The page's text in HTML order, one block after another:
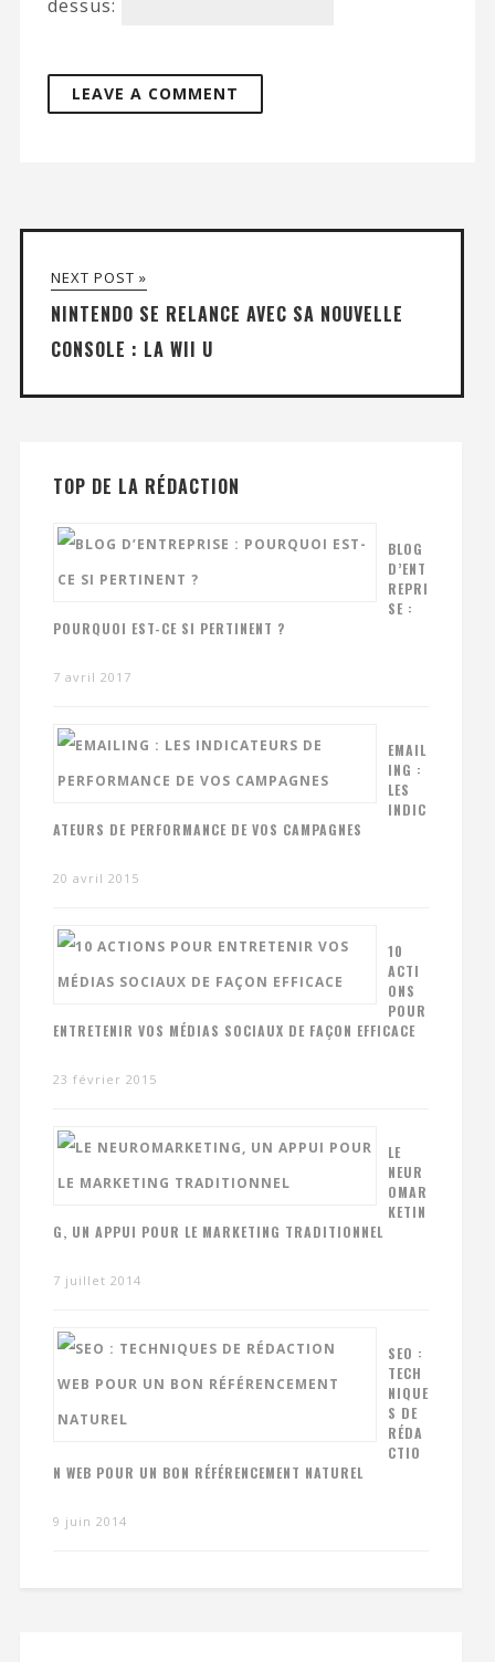
dessus:
NEXT POST »
NINTENDO SE RELANCE AVEC SA NOUVELLE
CONSOLE : LA WII U
TOP DE LA RÉDACTION
BLOG
D’ENT
REPRI
SE :
POURQUOI EST-CE SI PERTINENT ?
7 avril 2017
EMAIL
ING :
LES
INDIC
ATEURS DE PERFORMANCE DE VOS CAMPAGNES
20 avril 2015
10
ACTI
ONS
POUR
ENTRETENIR VOS MÉDIAS SOCIAUX DE FAÇON EFFICACE
23 février 2015
LE
NEUR
OMAR
KETIN
G, UN APPUI POUR LE MARKETING TRADITIONNEL
7 juillet 2014
SEO :
TECH
NIQUE
S DE
RÉDA
CTIO
N WEB POUR UN BON RÉFÉRENCEMENT NATUREL
9 juin 2014